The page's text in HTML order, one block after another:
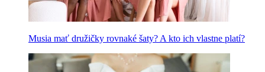
Musia mať družičky rovnaké šaty? A kto ich vlastne platí?